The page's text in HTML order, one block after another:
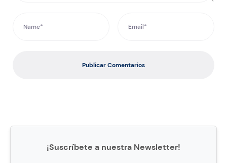
Publicar Comentarios
¡Suscríbete a nuestra Newsletter!